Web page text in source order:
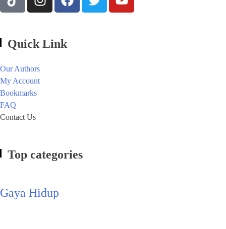
Quick Link
Our Authors
My Account
Bookmarks
FAQ
Contact Us
Top categories
Gaya Hidup